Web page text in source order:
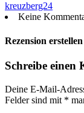
kreuzberg24
Keine
Rezension erstellen
Schreibe einen
Deine E-Mail-
Felder sind mit *